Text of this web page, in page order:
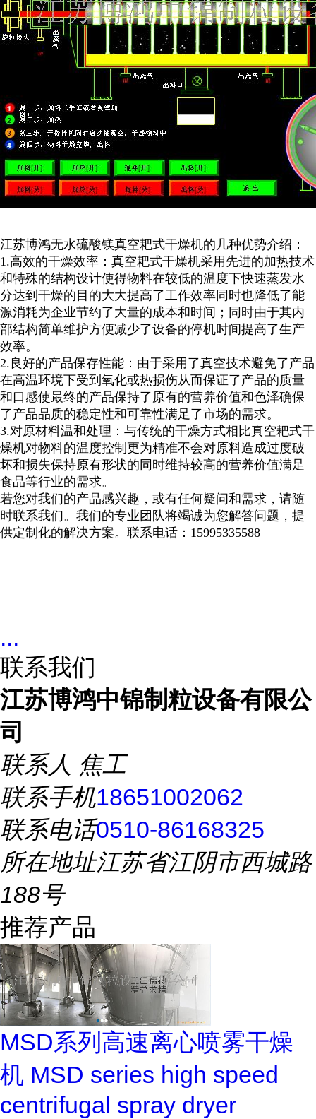
江苏博鸿无水硫酸镁真空耙式干燥机的几种优势介绍：
1.高效的干燥效率：真空耙式干燥机采用先进的加热技术
和特殊的结构设计使得物料在较低的温度下快速蒸发水
分达到干燥的目的大大提高了工作效率同时也降低了能
源消耗为企业节约了大量的成本和时间；同时由于其内
部结构简单维护方便减少了设备的停机时间提高了生产
效率。
2. 良好的产品保存性能：由于采用了真空技术避免了产品
在高温环境下受到氧化或热损伤从而保证了产品的质量
和口感使最终的产品保持了原有的营养价值和色泽确保
了产品品质的稳定性和可靠性满足了市场的需求。
3.对原材料温和处理：与传统的干燥方式相比真空耙式干
燥机对物料的温度控制更为精准不会对原料造成过度破
坏和损失保持原有形状的同时维持较高的营养价值满足
食品等行业的需求。
若您对我们的产品感兴趣，或有任何疑问和需求，请随
时联系我们。我们的专业团队将竭诚为您解答问题，提
供定制化的解决方案。 联系电话： 15995335588
...
联系我们
江苏博鸿中锦制粒设备有限公
司
联系人 焦工
联系手机18651002062
联系电话0510-86168325
所在地址江苏省江阴市西城路
188号
推荐产品
MSD系列高速离心喷雾干燥
机 MSD series high speed
centrifugal spray dryer